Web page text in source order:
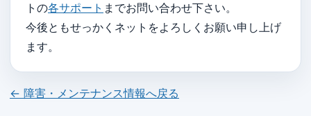
トの各サポート までお問い合わせ下さい。
今後ともせっかくネットをよろしくお願い申し上げ
ます。
← 障害・メンテナンス情報へ戻る